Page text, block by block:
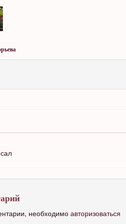
необходимо авторизоваться